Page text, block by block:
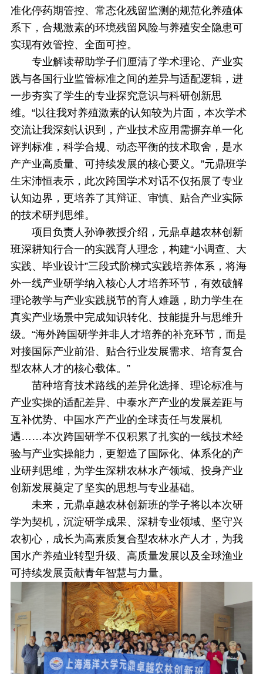
准化停药期管控、常态化残留监测的规范化养殖体
系下，合规激素的环境残留风险与养殖安全隐患可
实现有效管控、全面可控。
专业解读帮助学子们厘清了学术理论、产业实
践与各国行业监管标准之间的差异与适配逻辑，进
一步夯实了学生的专业探究意识与科研创新思
维。“以往我对养殖激素的认知较为片面，本次学术
交流让我深刻认识到，产业技术应用需摒弃单一化
评判标准，科学合规、动态平衡的技术取舍，是水
产产业高质量、可持续发展的核心要义。”元鼎班学
生宋沛恒表示，此次跨国学术对话不仅拓展了专业
认知边界，更培养了其辩证、审慎、贴合产业实际
的技术研判思维。
项目负责人孙诤教授介绍，元鼎卓越农林创新
班深耕知行合一的实践育人理念，构建“小调查、大
实践、毕业设计”三段式阶梯式实践培养体系，将海
外一线产业研学纳入核心人才培养环节，有效破解
理论教学与产业实践脱节的育人难题，助力学生在
真实产业场景中完成知识转化、技能提升与思维升
级。“海外跨国研学并非人才培养的补充环节，而是
对接国际产业前沿、贴合行业发展需求、培育复合
型农林人才的核心载体。”
苗种培育技术路线的差异化选择、理论标准与
产业实操的适配差异、中泰水产产业的发展差距与
互补优势、中国水产产业的全球责任与发展机
遇……本次跨国研学不仅积累了扎实的一线技术经
验与产业实操能力，更塑造了国际化、体系化的产
业研判思维 ，为学生深耕农林水产领域、投身产业
创新发展奠定了坚实的思想与专业基础。
未来， 元鼎卓越农林创新班的学子将以本次研
学为契机，沉淀研学成果、深耕专业领域、坚守兴
农初心，成长为高素质复合型农林水产人才，为我
国水产养殖业转型升级、高质量发展以及全球渔业
可持续发展贡献青年智慧与力量。